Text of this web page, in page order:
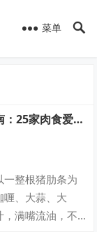
菜单
25家肉食爱好
整根猪肋条为
喱、大蒜、大
满嘴流油，不